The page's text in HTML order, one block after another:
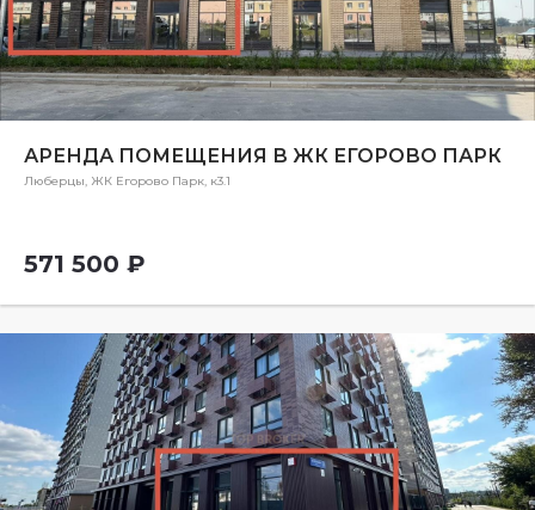
АРЕНДА ПОМЕЩЕНИЯ В ЖК ЕГОРОВО ПАРК
Люберцы, ЖК Егорово Парк, к3.1
571 500 ₽